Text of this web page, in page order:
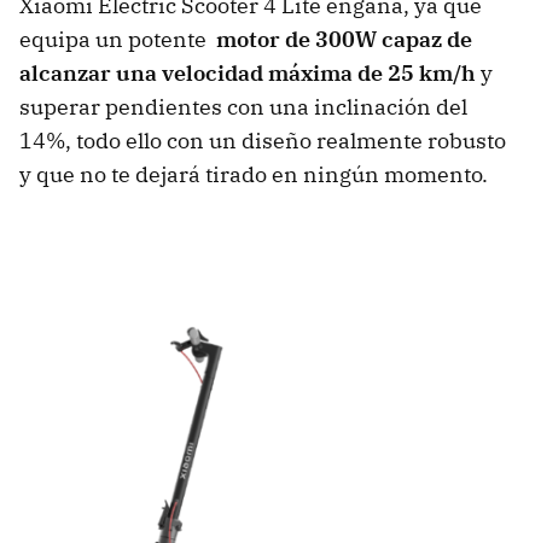
equipa un potente motor de 300W capaz de
alcanzar una velocidad máxima de 25 km/h y
superar pendientes con una inclinación del
14%, todo ello con un diseño realmente robusto
y que no te dejará tirado en ningún momento.